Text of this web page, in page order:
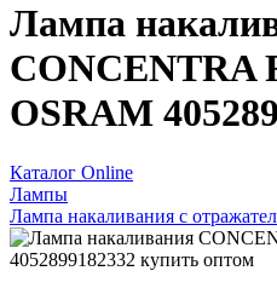
Лампа
CONCENTRA
OSRAM
Каталог Online
Лампы
Лампа накаливания с